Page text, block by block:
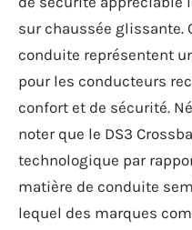
sur chaussée glissante.
conduite représentent
pour les conducteurs
confort et de sécurité.
noter que le DS3
technologique par
matière de conduite
lequel des marques